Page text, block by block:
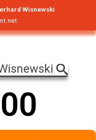
Wisnewski
00